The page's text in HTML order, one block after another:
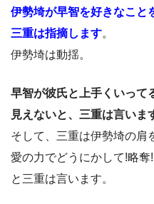
伊勢埼が早智を好きなこと
三重は指摘します。
伊勢埼は動揺。
早智が彼氏と上手くいって
見えないと、三重は言いま
そして、三重は伊勢埼の肩
愛の力でどうにかして!略奪
と三重は言います。